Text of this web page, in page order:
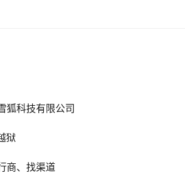
狐科技有限公司
狱
商、找渠道